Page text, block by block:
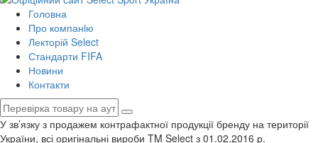
Головна
Про компанiю
Лекторій Select
Стандарти FIFA
Новини
Контакти
У зв’язку з продажем контрафактної продукції бренду на території
України, всі оригінальні вироби TM Select з 01.02.2016 р.